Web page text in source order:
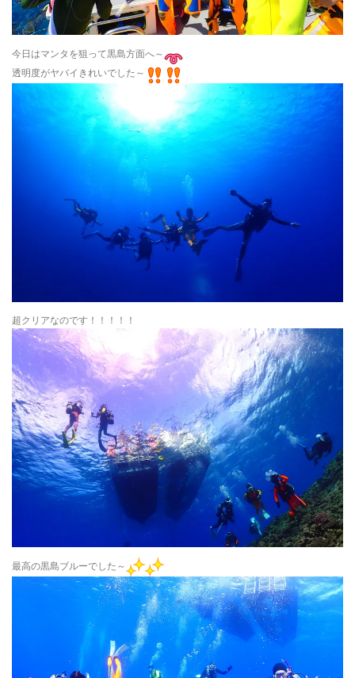
今日はマンタを狙って黒島方面へ～
透明度がヤバイきれいでした～
超クリアなのです！！！！！
最高の黒島ブルーでした～